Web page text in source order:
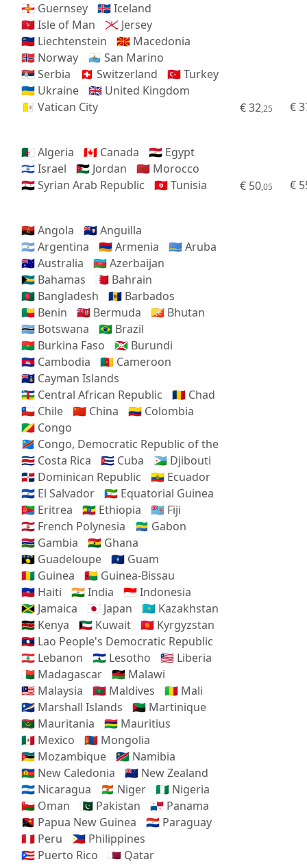
🇬🇬 Guernsey
🇮🇸 Iceland
🇮🇲 Isle of Man
🇯🇪 Jersey
🇱🇮 Liechtenstein
🇲🇰 Macedonia
🇳🇴 Norway
🇸🇲 San Marino
🇷🇸 Serbia
🇨🇭 Switzerland
🇹🇷 Turkey
🇺🇦 Ukraine
🇬🇧 United Kingdom
🇻🇦 Vatican City
€ 32,25 €
🇩🇿 Algeria 🇨🇦 Canada
🇪🇬 Egypt
🇮🇱 Israel
🇯🇴 Jordan
🇲🇦 Morocco
🇸🇾 Syrian Arab Republic
🇹🇳 Tunisia € 50,05 €
🇦🇴 Angola
🇦🇮 Anguilla
🇦🇷 Argentina
🇦🇲 Armenia
🇦🇼 Aruba
🇦🇺 Australia
🇦🇿 Azerbaijan
🇧🇸 Bahamas
🇧🇭 Bahrain
🇧🇩 Bangladesh
🇧🇧 Barbados
🇧🇯 Benin
🇧🇲 Bermuda
🇧🇹 Bhutan
🇧🇼 Botswana
🇧🇷 Brazil
🇧🇫 Burkina Faso
🇧🇮 Burundi
🇰🇭 Cambodia
🇨🇲 Cameroon
🇰🇾 Cayman Islands
🇨🇫 Central African Republic
🇹🇩 Chad
🇨🇱 Chile
🇨🇳 China
🇨🇴 Colombia
🇨🇬 Congo
🇨🇩 Congo, Democratic Republic of the
🇨🇷 Costa Rica
🇨🇺 Cuba
🇩🇯 Djibouti
🇩🇴 Dominican Republic
🇪🇨 Ecuador
🇸🇻 El Salvador
🇬🇶 Equatorial Guinea
🇪🇷 Eritrea
🇪🇹 Ethiopia
🇫🇯 Fiji
🇵🇫 French Polynesia
🇬🇦 Gabon
🇬🇲 Gambia
🇬🇭 Ghana
🇬🇵 Guadeloupe
🇬🇺 Guam
🇬🇳 Guinea
🇬🇼 Guinea-Bissau
🇭🇹 Haiti
🇮🇳 India
🇮🇩 Indonesia
🇯🇲 Jamaica
🇯🇵 Japan
🇰🇿 Kazakhstan
🇰🇪 Kenya
🇰🇼 Kuwait
🇰🇬 Kyrgyzstan
🇱🇦 Lao People's Democratic Republic
🇱🇧 Lebanon
🇱🇸 Lesotho
🇱🇷 Liberia
🇲🇬 Madagascar
🇲🇼 Malawi
🇲🇾 Malaysia
🇲🇻 Maldives
🇲🇱 Mali
🇲🇭 Marshall Islands
🇲🇶 Martinique
🇲🇷 Mauritania
🇲🇺 Mauritius
🇲🇽 Mexico
🇲🇳 Mongolia
🇲🇿 Mozambique
🇳🇦 Namibia
🇳🇨 New Caledonia
🇳🇿 New Zealand
🇳🇮 Nicaragua
🇳🇪 Niger
🇳🇬 Nigeria
🇴🇲 Oman
🇵🇰 Pakistan
🇵🇦 Panama
🇵🇬 Papua New Guinea
🇵🇾 Paraguay
🇵🇪 Peru
🇵🇭 Philippines
🇵🇷 Puerto Rico
🇶🇦 Qatar